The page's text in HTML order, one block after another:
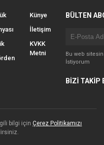
Künye
İletişim
KVKK
Metni
BÜLTEN
Bu web
İstiyorum
BİZİ TAKİP
bilgi içinÇerez Politikamızı